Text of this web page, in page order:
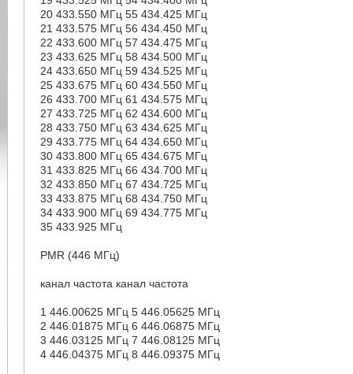
20 433.550 МГц 55 434.425 МГц
21 433.575 МГц 56 434.450 МГц
22 433.600 МГц 57 434.475 МГц
23 433.625 МГц 58 434.500 МГц
24 433.650 МГц 59 434.525 МГц
25 433.675 МГц 60 434.550 МГц
26 433.700 МГц 61 434.575 МГц
27 433.725 МГц 62 434.600 МГц
28 433.750 МГц 63 434.625 МГц
29 433.775 МГц 64 434.650 МГц
30 433.800 МГц 65 434.675 МГц
31 433.825 МГц 66 434.700 МГц
32 433.850 МГц 67 434.725 МГц
33 433.875 МГц 68 434.750 МГц
34 433.900 МГц 69 434.775 МГц
35 433.925 МГц
PMR (446 МГц)
канал частота канал частота
1 446.00625 МГц 5 446.05625 МГц
2 446.01875 МГц 6 446.06875 МГц
3 446.03125 МГц 7 446.08125 МГц
4 446.04375 МГц 8 446.09375 МГц